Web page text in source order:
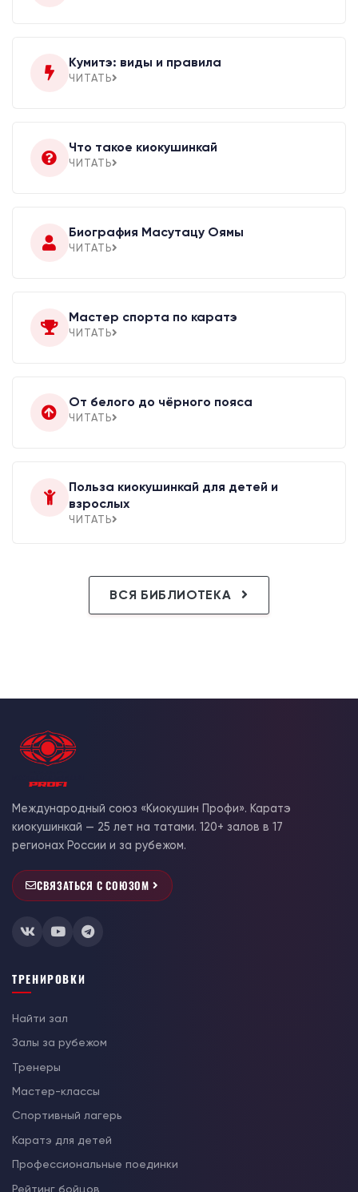
Кумитэ: виды и правила
ЧИТАТЬ
Что такое киокушинкай
ЧИТАТЬ
Биография Масутацу Оямы
ЧИТАТЬ
Мастер спорта по каратэ
ЧИТАТЬ
От белого до чёрного пояса
ЧИТАТЬ
Польза киокушинкай для детей и
взрослых
ЧИТАТЬ
ВСЯ БИБЛИОТЕКА
Международный союз «Киокушин Профи». Каратэ
киокушинкай — 25 лет на татами. 120+ залов в 17
регионах России и за рубежом.
СВЯЗАТЬСЯ С СОЮЗОМ
ТРЕНИРОВКИ
Найти зал
Залы за рубежом
Тренеры
Мастер-классы
Спортивный лагерь
Каратэ для детей
Профессиональные поединки
Рейтинг бойцов